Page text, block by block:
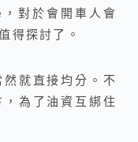
對於會開車人會
得探討了。
就直接均分。不
為了油資互綁住